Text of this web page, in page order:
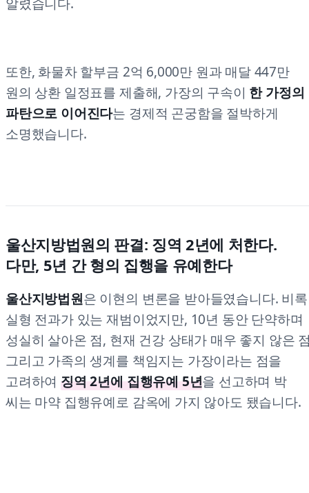
또한, 화물차 할부금 2억 6,000만 원과 매달 447만
원의 상환 일정표를 제출해, 가장의 구속이 한 가정의
파탄으로 이어진다는 경제적 곤궁함을 절박하게
소명했습니다.
울산지방법원의 판결: 징역 2년에 처한다.
다만, 5년 간 형의 집행을 유예한다
울산지방법원은 이현의 변론을 받아들였습니다. 비록
실형 전과가 있는 재범이었지만, 10년 동안 단약하며
성실히 살아온 점, 현재 건강 상태가 매우 좋지 않은
그리고 가족의 생계를 책임지는 가장이라는 점을
고려하여징역 2년에 집행유예 5년을 선고하며 박
씨는 마약 집행유예로 감옥에 가지 않아도 됐습니다.